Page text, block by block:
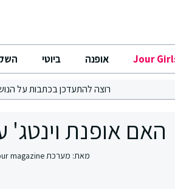
אופנה ביוטי
רוצה להתעדכן בכתבות על
האם אופנת וינטג'
מאת: מערכת jour magazine